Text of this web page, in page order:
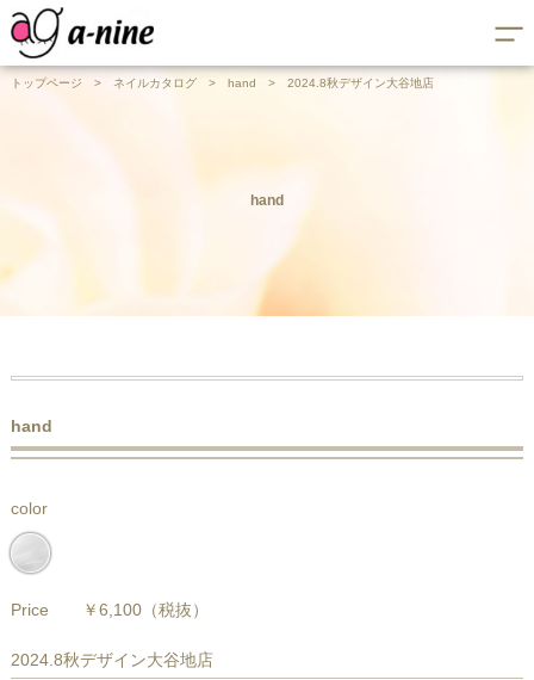
トップページ > ネイルカタログ > hand > 2024.8秋デザイン大谷地店
hand
hand
color
Price ￥6,100（税抜）
2024.8秋デザイン大谷地店